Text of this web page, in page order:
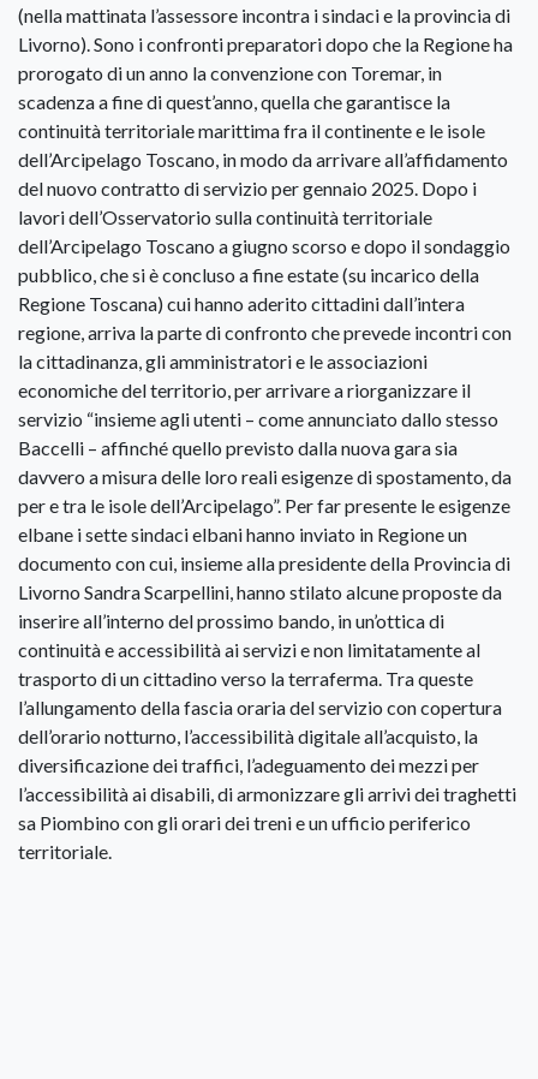
(nella mattinata l’assessore incontra i sindaci e la provincia di
Livorno). Sono i confronti preparatori dopo che la Regione ha
prorogato di un anno la convenzione con Toremar, in
scadenza a fine di quest’anno, quella che garantisce la
continuità territoriale marittima fra il continente e le isole
dell’Arcipelago Toscano, in modo da arrivare all’affidamento
del nuovo contratto di servizio per gennaio 2025. Dopo i
lavori dell’Osservatorio sulla continuità territoriale
dell’Arcipelago Toscano a giugno scorso e dopo il sondaggio
pubblico, che si è concluso a fine estate (su incarico della
Regione Toscana) cui hanno aderito cittadini dall’intera
regione, arriva la parte di confronto che prevede incontri con
la cittadinanza, gli amministratori e le associazioni
economiche del territorio, per arrivare a riorganizzare il
servizio “insieme agli utenti – come annunciato dallo stesso
Baccelli – affinché quello previsto dalla nuova gara sia
davvero a misura delle loro reali esigenze di spostamento, da
per e tra le isole dell’Arcipelago”. Per far presente le esigenze
elbane i sette sindaci elbani hanno inviato in Regione un
documento con cui, insieme alla presidente della Provincia di
Livorno Sandra Scarpellini, hanno stilato alcune proposte da
inserire all’interno del prossimo bando, in un’ottica di
continuità e accessibilità ai servizi e non limitatamente al
trasporto di un cittadino verso la terraferma. Tra queste
l’allungamento della fascia oraria del servizio con copertura
dell’orario notturno, l’accessibilità digitale all’acquisto, la
diversificazione dei traffici, l’adeguamento dei mezzi per
l’accessibilità ai disabili, di armonizzare gli arrivi dei traghetti
sa Piombino con gli orari dei treni e un ufficio periferico
territoriale.